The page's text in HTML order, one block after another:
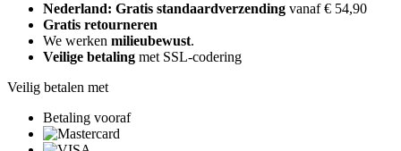
Nederland: Gratis standaardverzending vanaf € 54,90
Gratis retourneren
We werken milieubewust.
Veilige betaling met SSL-codering
Veilig betalen met
Betaling vooraf